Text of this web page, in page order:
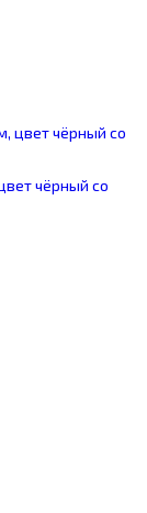
чёрный со